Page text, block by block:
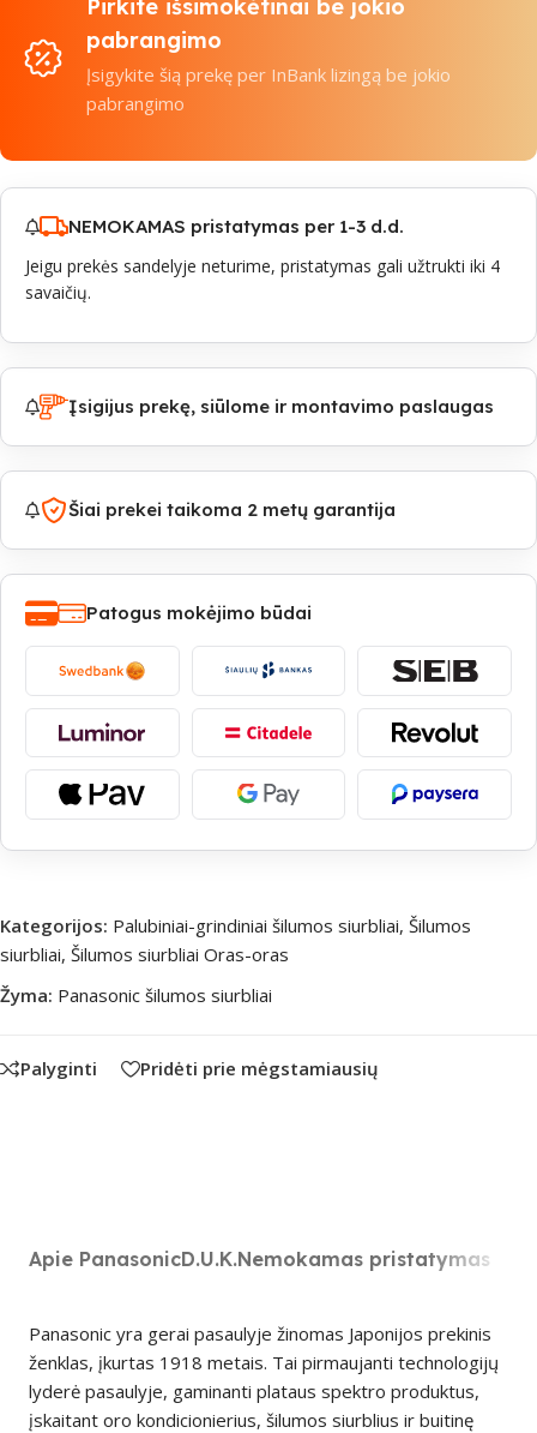
Pirkite išsimokėtinai be jokio
pabrangimo
Įsigykite šią prekę per InBank lizingą be jokio
pabrangimo
NEMOKAMAS pristatymas per 1-3 d.d.
Jeigu prekės sandelyje neturime, pristatymas gali užtrukti iki 4
savaičių.
Įsigijus prekę, siūlome ir montavimo paslaugas
Šiai prekei taikoma 2 metų garantija
Patogus mokėjimo būdai
Kategorijos: Palubiniai-grindiniai šilumos siurbliai, Šilumos
siurbliai, Šilumos siurbliai Oras-oras
Žyma: Panasonic šilumos siurbliai
Palyginti Pridėti prie mėgstamiausių
Apie PanasonicD.U.K.Nemokamas pristatymas
Panasonic yra gerai pasaulyje žinomas Japonijos prekinis
ženklas, įkurtas 1918 metais. Tai pirmaujanti technologijų
lyderė pasaulyje, gaminanti plataus spektro produktus,
įskaitant oro kondicionierius, šilumos siurblius ir buitinę